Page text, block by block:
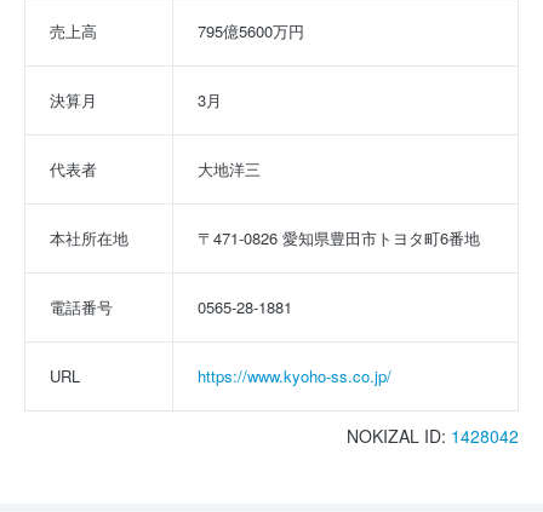
売上高 795億5600万円
決算月 3月
代表者 大地洋三
本社所在地 〒471-0826 愛知県豊田市トヨタ町6番地
電話番号 0565-28-1881
URL https://www.kyoho-ss.co.jp/
NOKIZAL ID: 1428042